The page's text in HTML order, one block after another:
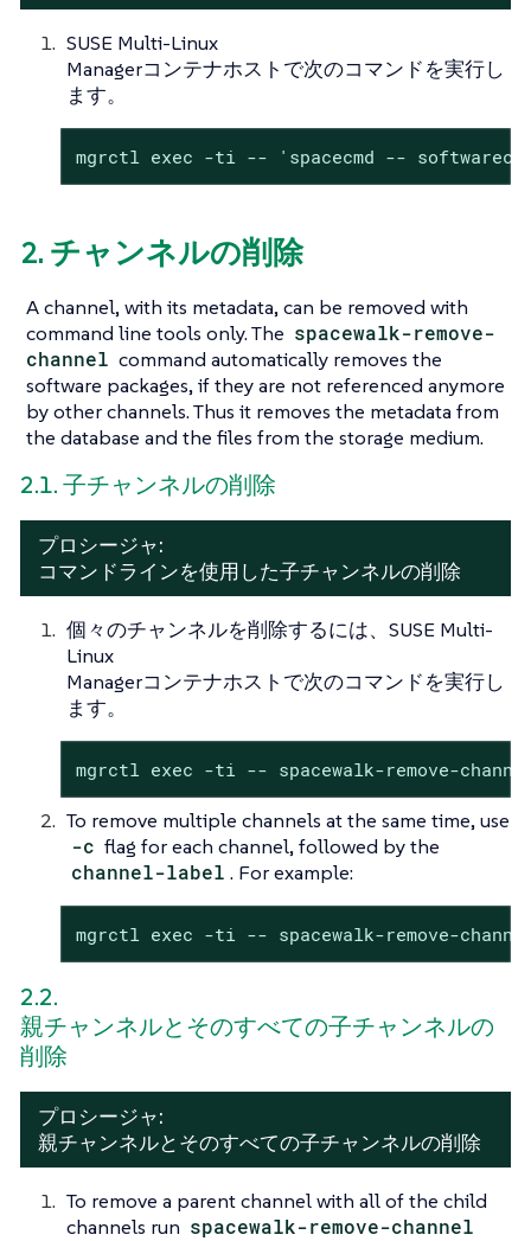
SUSE Multi-Linux
Managerコンテナホストで次のコマンドを実行し
ます。
mgrctl exec -ti -- 'spacecmd --
2. チャンネルの削除
A channel, with its metadata, can be removed with
command line tools only. The spacewalk-remove-
channel command automatically removes the
software packages, if they are not referenced anymore
by other channels. Thus it removes the metadata from
the database and the files from the storage medium.
2.1. 子チャンネルの削除
プロシージャ:
コマンドラインを使用した子チャンネルの削除
個々のチャンネルを削除するには、SUSE Multi-
Linux
Managerコンテナホストで次のコマンドを実行し
ます。
mgrctl exec -ti -- spacewalk-remove-
To remove multiple channels at the same time, use
-c flag for each channel, followed by the
channel-label . For example:
mgrctl exec -ti -- spacewalk-remove-
2.2.
親チャンネルとそのすべての子チャンネルの
削除
プロシージャ:
親チャンネルとそのすべての子チャンネルの削除
To remove a parent channel with all of the child
channels run spacewalk-remove-channel